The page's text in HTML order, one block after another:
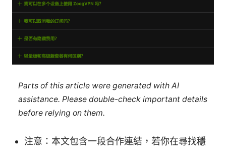
Parts of this article were generated with AI
assistance. Please double-check important details
before relying on them.
注意：本文包含一段合作連結，若你在尋找穩